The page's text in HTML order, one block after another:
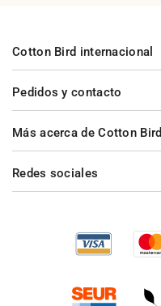
Pedidos y contacto
Más acerca de Cotton Bird
Cotton Bird internacional
Redes sociales